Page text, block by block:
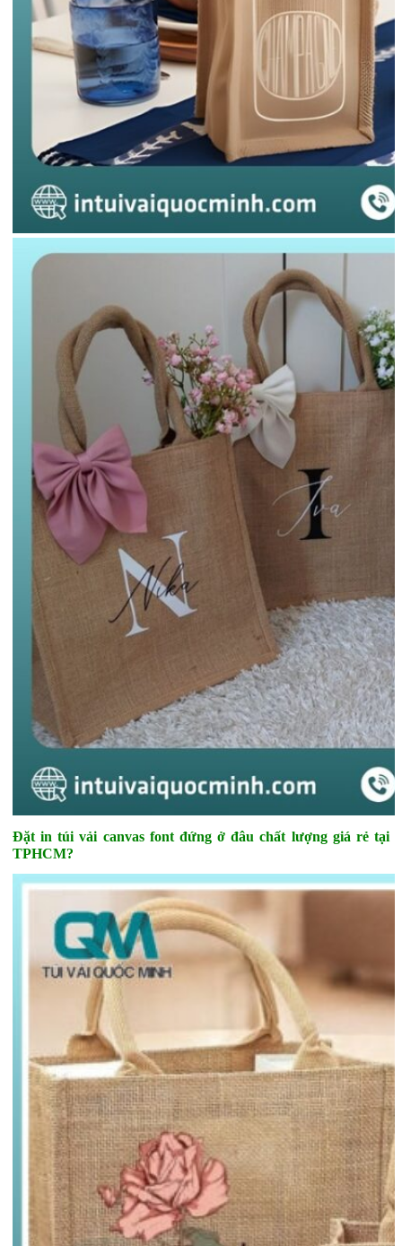
Đặt in túi vải canvas font đứng ở đâu chất lượng giá rẻ tại
TPHCM?